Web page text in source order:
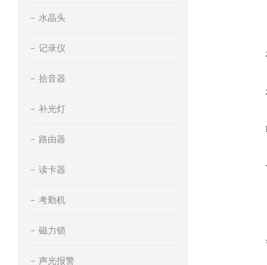
水晶头
记录仪
拾音器
补光灯
路由器
读卡器
考勤机
磁力锁
声光报警